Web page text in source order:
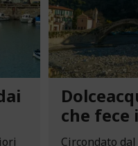
che
Circondato